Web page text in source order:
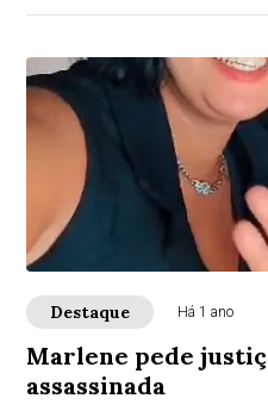
Destaque Há 1 ano
Marlene pede
assassinada